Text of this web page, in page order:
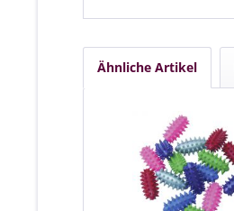
Ähnliche Artikel